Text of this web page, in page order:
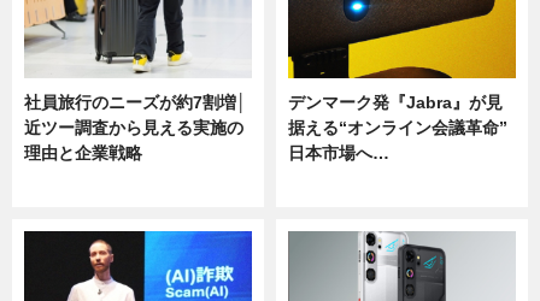
社員旅行のニーズが約7割増│
近ツー調査から見える実施の
理由と企業戦略
デンマーク発『Jabra』が見
据える“オンライン会議革命”
日本市場へ…